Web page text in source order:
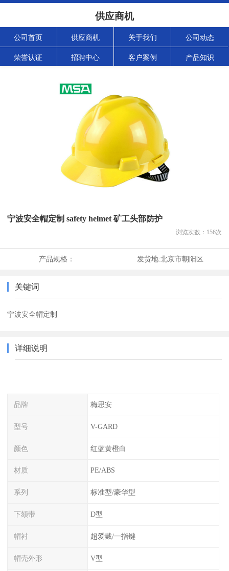
供应商机
公司首页 供应商机 关于我们 公司动态
荣誉认证 招聘中心 客户案例 产品知识
宁波安全帽定制 safety helmet 矿工头部防护
浏览次数： 156次
产品规格： 发货地:北京市朝阳区
关键词
宁波安全帽定制
详细说明
品牌 梅思安
型号 V-GARD
颜色 红蓝黄橙白
材质 PE/ABS
系列 标准型/豪华型
下颏带 D型
帽衬 超爱戴/一指键
帽壳外形 V型